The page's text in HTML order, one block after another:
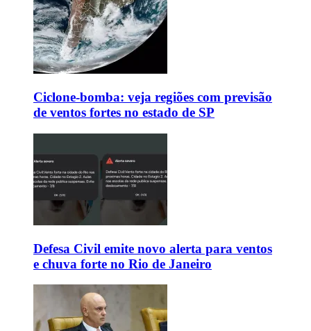
Ciclone-bomba: veja regiões com previsão
de ventos fortes no estado de SP
Defesa Civil emite novo alerta para ventos
e chuva forte no Rio de Janeiro